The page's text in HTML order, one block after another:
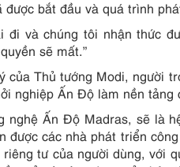
bắt đầu và quá trình
đi và chúng tôi nhận thức
sẽ mất.”
của Thủ tướng Modi, người
nghiệp Ấn Độ làm nền tảng
nghệ Ấn Độ Madras, sẽ là
các nhà phát triển
tư của người dùng, với